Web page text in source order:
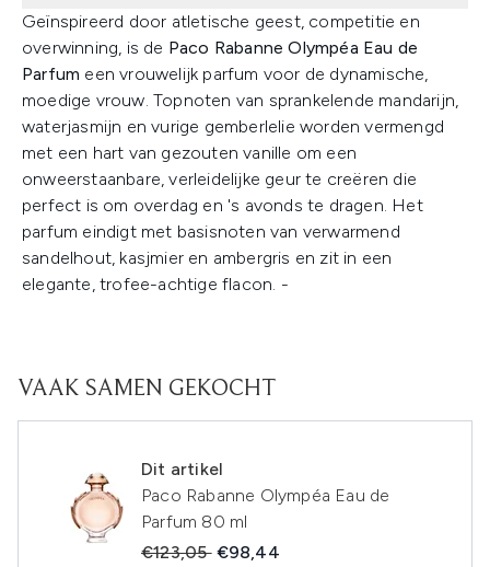
Geïnspireerd door atletische geest, competitie en
overwinning, is de Paco Rabanne Olympéa Eau de
Parfum een vrouwelijk parfum voor de dynamische,
moedige vrouw. Topnoten van sprankelende mandarijn,
waterjasmijn en vurige gemberlelie worden vermengd
met een hart van gezouten vanille om een
onweerstaanbare, verleidelijke geur te creëren die
perfect is om overdag en 's avonds te dragen. Het
parfum eindigt met basisnoten van verwarmend
sandelhout, kasjmier en ambergris en zit in een
elegante, trofee-achtige flacon. -
VAAK SAMEN GEKOCHT
Dit artikel
Paco Rabanne Olympéa Eau de
Parfum 80 ml
Recommended Retail Price:
€123,05 Huidige prijs:
€98,44